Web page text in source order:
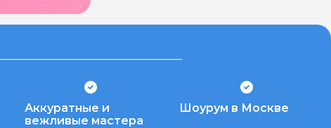
Аккуратные и
вежливые мастера
Шоурум в Москве